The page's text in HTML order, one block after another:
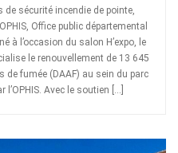
sécurité incendie de pointe,
Office public départemental
à l’occasion du salon H’expo, le
le renouvellement de 13 645
fumée (DAAF) au sein du parc
Avec le soutien […]